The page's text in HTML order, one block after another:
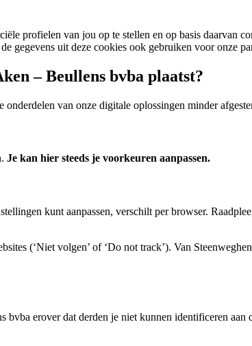
profielen van jou op te stellen en op basis daarvan
gegevens uit deze cookies ook gebruiken voor onze
– Beullens bvba plaatst?
van onze digitale oplossingen minder
Je kan hier steeds je voorkeuren aanpassen.
kunt aanpassen, verschilt per browser.
(‘Niet volgen’ of ‘Do not track’). Van
erover dat derden je niet kunnen identificeren